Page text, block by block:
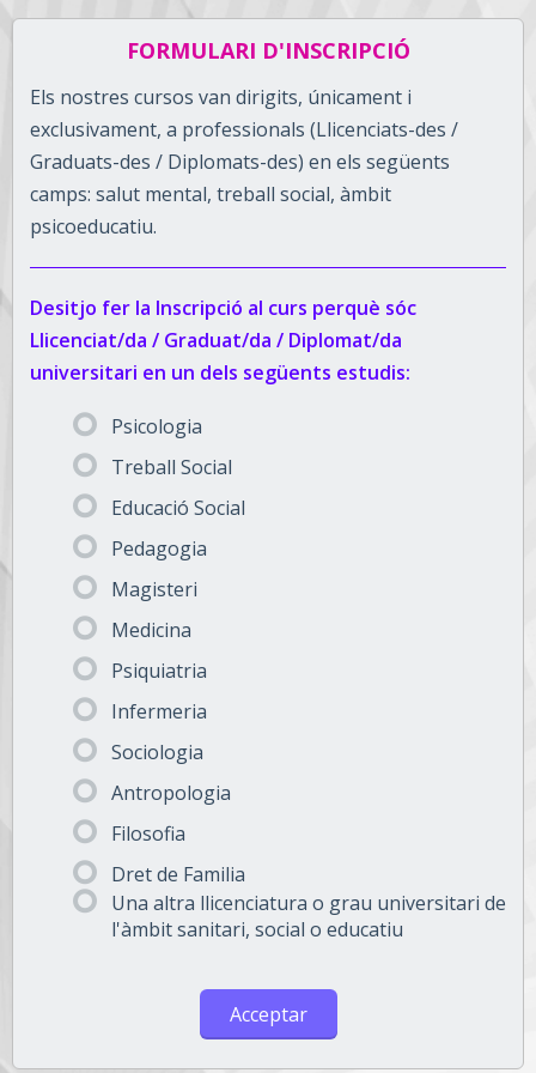
FORMULARI D'INSCRIPCIÓ
Els nostres cursos van dirigits, únicament i
exclusivament, a professionals (Llicenciats-des /
Graduats-des / Diplomats-des) en els següents
camps: salut mental, treball social, àmbit
psicoeducatiu.
Desitjo fer la Inscripció al curs perquè sóc
Llicenciat/da / Graduat/da / Diplomat/da
universitari en un dels següents estudis:
Psicologia
Treball Social
Educació Social
Pedagogia
Magisteri
Medicina
Psiquiatria
Infermeria
Sociologia
Antropologia
Filosofia
Dret de Familia
Una altra llicenciatura o grau universitari de
l'àmbit sanitari, social o educatiu